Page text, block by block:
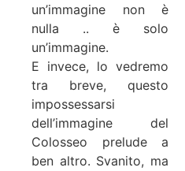
un’immagine non è
nulla .. è solo
un’immagine.
E invece, lo vedremo
tra breve, questo
impossessarsi
dell’immagine del
Colosseo prelude a
ben altro. Svanito, ma